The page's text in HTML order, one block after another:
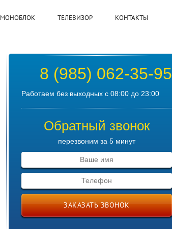
МОНОБЛОК ТЕЛЕВИЗОР КОНТАКТЫ
8 (985) 062-35-95
Работаем без выходных с 08:00 до 23:00
Обратный звонок
перезвоним за 5 минут
ЗАКАЗАТЬ ЗВОНОК